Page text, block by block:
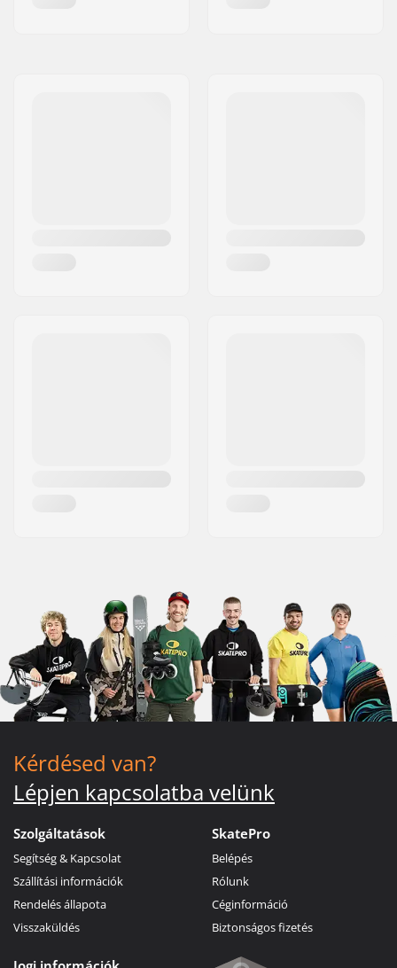
Kérdésed van?
Lépjen kapcsolatba velünk
Szolgáltatások
Segítség & Kapcsolat
Szállítási információk
Rendelés állapota
Visszaküldés
SkatePro
Belépés
Rólunk
Céginformáció
Biztonságos fizetés